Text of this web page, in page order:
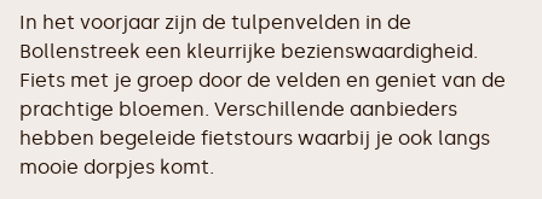
In het voorjaar zijn de tulpenvelden in de
Bollenstreek een kleurrijke bezienswaardigheid.
Fiets met je groep door de velden en geniet van de
prachtige bloemen. Verschillende aanbieders
hebben begeleide fietstours waarbij je ook langs
mooie dorpjes komt.